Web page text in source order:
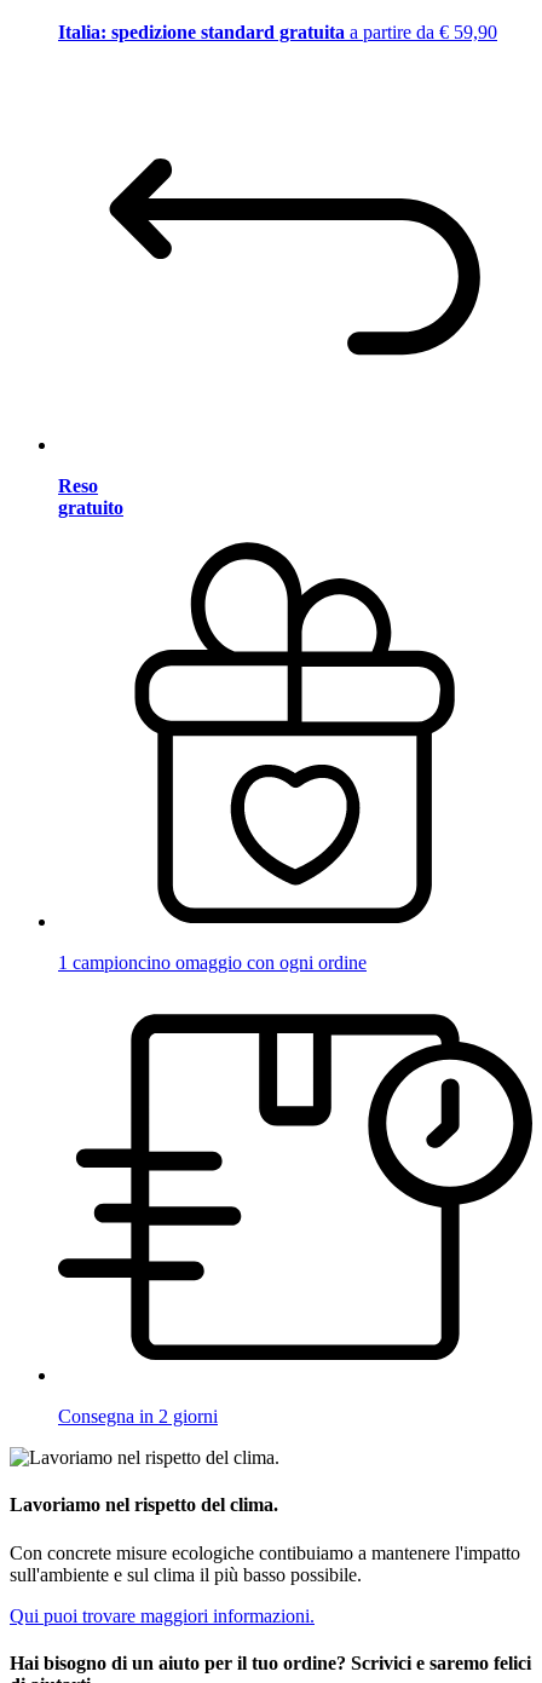
Italia: spedizione standard gratuita a partire da € 59,90
Reso
gratuito
1 campioncino omaggio con ogni ordine
Consegna in 2 giorni
Lavoriamo nel rispetto del clima.
Con concrete misure ecologiche contibuiamo a mantenere l'impatto
sull'ambiente e sul clima il più basso possibile.
Qui puoi trovare maggiori informazioni.
Hai bisogno di un aiuto per il tuo ordine? Scrivici e saremo felici